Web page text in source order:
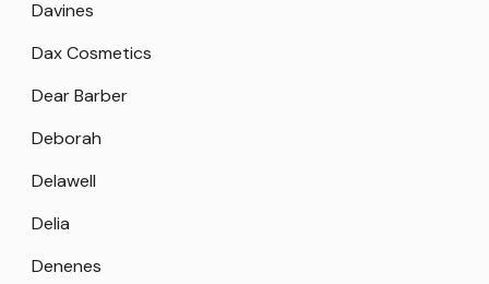
Davines
Dax Cosmetics
Dear Barber
Deborah
Delawell
Delia
Denenes